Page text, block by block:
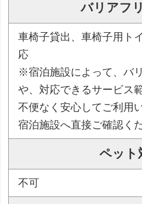
バリアフ
車椅子貸出、車椅子用ト
応
※宿泊施設によって、バ
や、対応できるサービス
不便なく安心してご利用
宿泊施設へ直接ご確認く
ペット
不可